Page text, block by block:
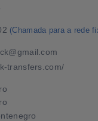
(Chamada para a rede
transfers.com/